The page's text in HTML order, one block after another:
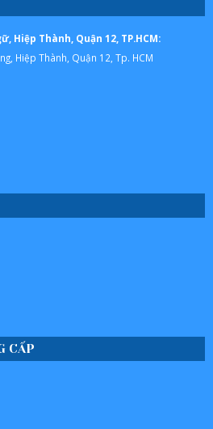
Hiệp Thành, Quận 12, TP.HCM:
Hiệp Thành, Quận 12, Tp. HCM
CẤP